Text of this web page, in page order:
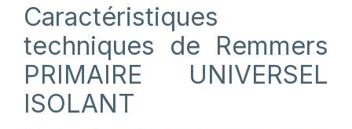
Caractéristiques
techniques de Remmers
PRIMAIRE UNIVERSEL
ISOLANT